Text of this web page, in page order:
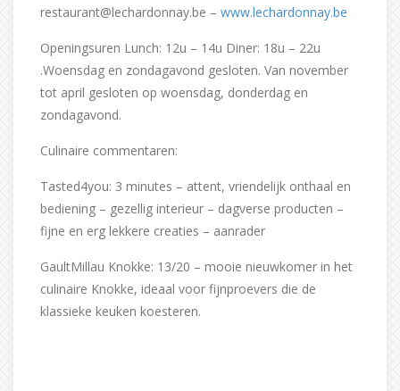
restaurant@lechardonnay.be – www.lechardonnay.be
Openingsuren Lunch: 12u – 14u Diner: 18u – 22u
.Woensdag en zondagavond gesloten. Van november
tot april gesloten op woensdag, donderdag en
zondagavond.
Culinaire commentaren:
Tasted4you: 3 minutes – attent, vriendelijk onthaal en
bediening – gezellig interieur – dagverse producten –
fijne en erg lekkere creaties – aanrader
GaultMillau Knokke: 13/20 – mooie nieuwkomer in het
culinaire Knokke, ideaal voor fijnproevers die de
klassieke keuken koesteren.